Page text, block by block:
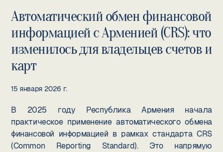
Автоматический обмен финансовой
информацией с Арменией (CRS): что
изменилось для владельцев счетов и
карт
15 января 2026 г.
В 2025 году Республика Армения начала
практическое применение автоматического обмена
финансовой информацией в рамках стандарта CRS
(Common Reporting Standard). Это напрямую